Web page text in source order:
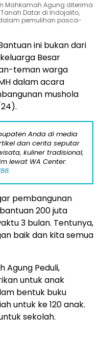
Mahkamah Agung diterima
Datar di Indojolito,
pemulihan pasca-
ini bukan dari
Besar
teman warga
dalam acara
mushola
Anda di media
dan cerita seputar
kuliner tradisional,
lewat WA Center:
pembangunan
200 juta
3 bulan. Tentunya,
baik dan kita semua
Agung Peduli,
untuk anak
bentuk buku
untuk ke 120 anak.
sekolah.